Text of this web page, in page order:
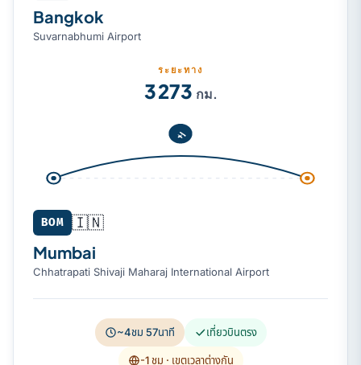
Bangkok
Suvarnabhumi Airport
ระยะทาง
3 273 กม.
BOM 🇮🇳
Mumbai
Chhatrapati Shivaji Maharaj International Airport
~4ชม 57นาที เที่ยวบินตรง
-1 ชม · เขตเวลาต่างกัน